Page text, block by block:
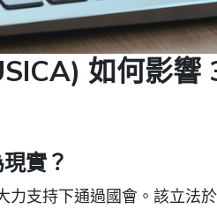
如何影響
實？
力支持下通過國會。該立法